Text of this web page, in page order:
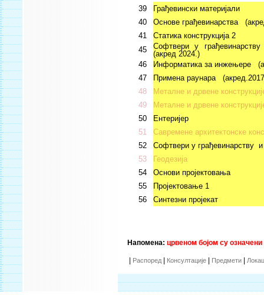
39
Грађевински материјали
40
Основе грађевинарства
41
Статика конструкција 2
45
Софтвери у
(акред 2024.)
46
Информатика за инжењере
47
Примена раунара
48
Металне и дрвене
49
Металне и дрвене
50
Ентеријер
51
Савремене архитектонске
52
Софтвери у грађевинарству и
53
Геодезија
54
Основи пројектовања
55
Пројектовање 1
56
Синтезни пројекат
Напомена: црвеном бојом су
Распоред Консултације Предмети